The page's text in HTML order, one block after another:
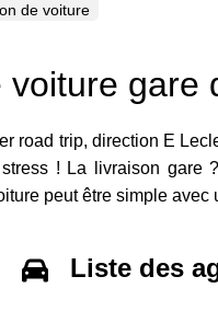
de voiture
voiture gare
road trip, direction E
! La livraison gare
peut être simple
Liste des